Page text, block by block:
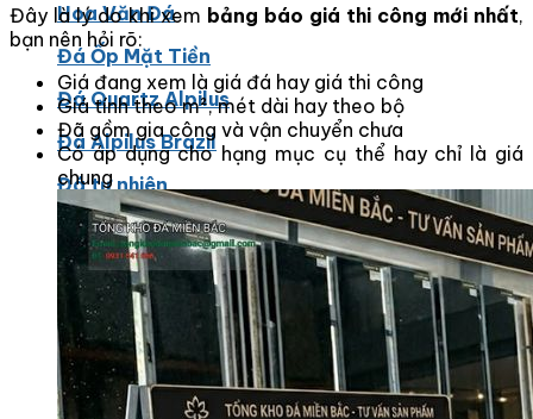
Hoa Văn Đá
Đá Ốp Mặt Tiền
Đá Quartz Alpilus
Đá Alpilus Brazil
Đá tự nhiên
Đá Thạch Anh
Đá Nhân Tạo
Đá Lát Nền
Đá Cầu Thang
Đây là lý do khi xem bảng báo giá thi công mới nhất,
bạn nên hỏi rõ:
Giá đang xem là giá đá hay giá thi công
Giá tính theo m², mét dài hay theo bộ
Đã gồm gia công và vận chuyển chưa
Có áp dụng cho hạng mục cụ thể hay chỉ là giá
chung